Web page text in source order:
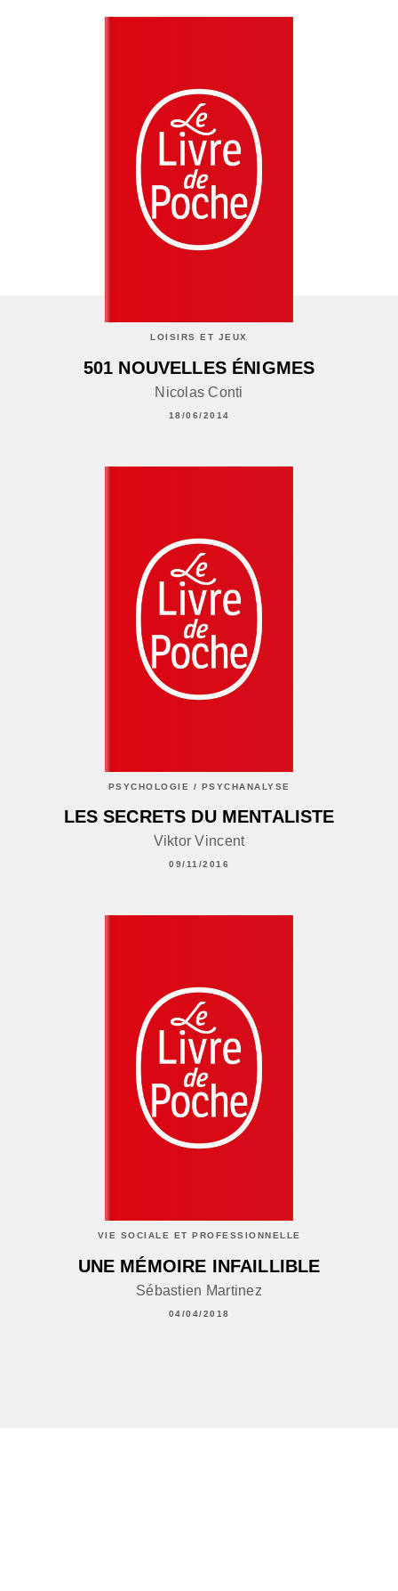
LOISIRS ET JEUX
501 NOUVELLES ÉNIGMES
Nicolas Conti
18/06/2014
PSYCHOLOGIE / PSYCHANALYSE
LES SECRETS DU MENTALISTE
Viktor Vincent
09/11/2016
VIE SOCIALE ET PROFESSIONNELLE
UNE MÉMOIRE INFAILLIBLE
Sébastien Martinez
04/04/2018